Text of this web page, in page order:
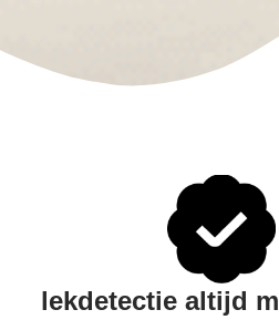
lekdetectie altijd